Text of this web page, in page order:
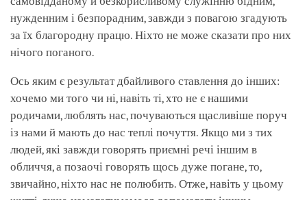
нужденним і безпорадним, завжди з повагою згадують
за їх благородну працю. Ніхто не може сказати про них
нічого поганого.
Ось яким є результат дбайливого ставлення до інших:
хочемо ми того чи ні, навіть ті, хто не є нашими
родичами, люблять нас, почуваються щасливіше поруч
із нами й мають до нас теплі почуття. Якщо ми з тих
людей, які завжди говорять приємні речі іншим в
обличчя, а позаочі говорять щось дуже погане, то,
звичайно, ніхто нас не полюбить. Отже, навіть у цьому